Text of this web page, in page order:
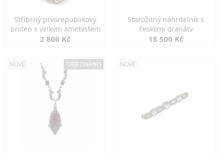
Stříbrný prvorepublikový
prsten s velkým ametystem
2 800 Kč
Starožitný náhrdelník s
českými granáty
18 500 Kč
NOVÉ OBJEDNÁNO NOVÉ